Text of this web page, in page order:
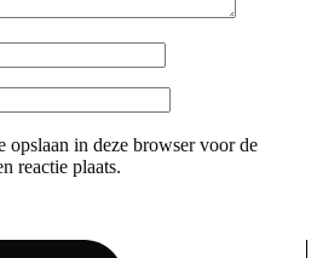
opslaan in deze browser voor de
reactie plaats.